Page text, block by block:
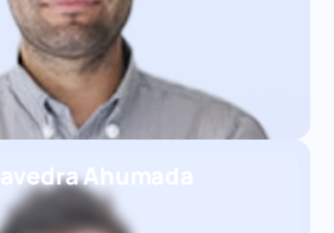
Ahumada